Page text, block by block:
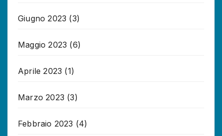
Giugno 2023 (3)
Maggio 2023 (6)
Aprile 2023 (1)
Marzo 2023 (3)
Febbraio 2023 (4)